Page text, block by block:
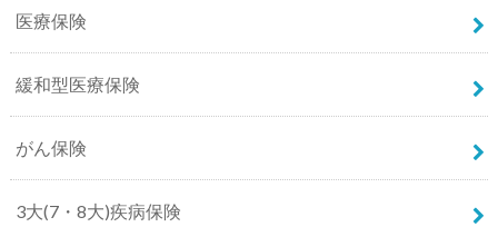
医療保険
緩和型医療保険
がん保険
3大(7・8大)疾病保険